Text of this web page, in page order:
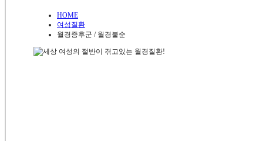
아토피
천걸음 팁
치료노하우
건강 365 영상
HOME
여성질환
월경증후군 / 월경불순